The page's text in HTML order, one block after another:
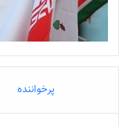
برچسب ها روزنامه فوتبالز
پرخواننده